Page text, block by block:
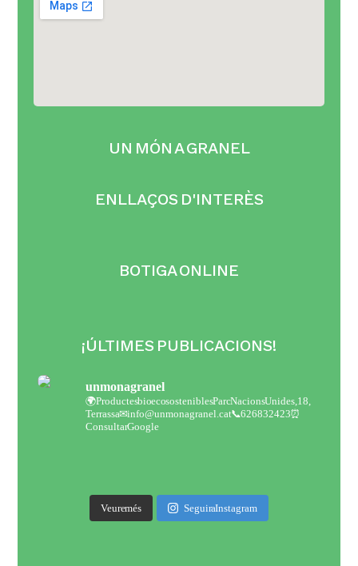
UN MÓN A GRANEL
ENLLAÇOS D'INTERÈS
BOTIGA ONLINE
¡ÚLTIMES PUBLICACIONS!
unmonagranel
🌍Productes bio eco sosteniblesParc Nacions Unides,18,
Terrassa✉ info@unmonagranel.cat📞 626832423⏰
Consultar Google
Veure més Seguir a Instagram